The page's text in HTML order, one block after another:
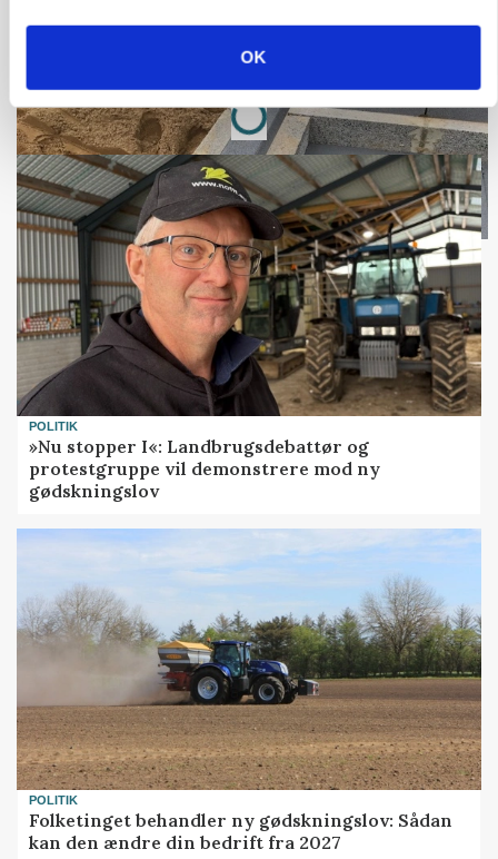
OK
Loading...
POLITIK
»Nu stopper I«: Landbrugsdebattør og
protestgruppe vil demonstrere mod ny
gødskningslov
POLITIK
Folketinget behandler ny gødskningslov: Sådan
kan den ændre din bedrift fra 2027